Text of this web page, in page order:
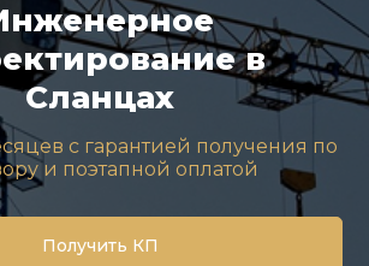
в
Сланцах
с гарантией получения по
и поэтапной оплатой
Получить КП